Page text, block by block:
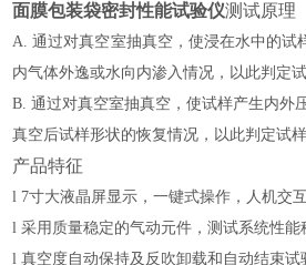
面膜包装袋密封性能试验仪测试原理
A. 通过对真空室抽真空，使浸在水中的试
内气体外逸或水向内渗入情况，以此判定
B. 通过对真空室抽真空，使试样产生内外
真空后试样形状的恢复情况，以此判定试样
产品特征
l 7寸大液晶屏显示，一键式操作，人机交
l采用 质量稳定的气动元件，测试系统性能
l真空度自动保持及反吹卸载和自动结束试